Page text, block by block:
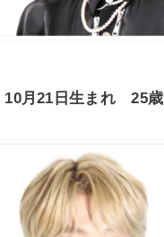
月21日生まれ 25歳